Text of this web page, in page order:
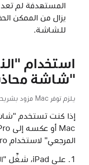
المستهدفة لم تعد
يزال من الممكن
للشاشة.
استخدام
"شاشة
يلزم توفر Mac مزود بشريحة المعالجة Apple Silicon
إذا كنت تستخدم
المرجعي" لاستخدام iPad Pro كشاشة مرجعية ثانوية:
على iPad، شغِّل "النمط المرجعي".